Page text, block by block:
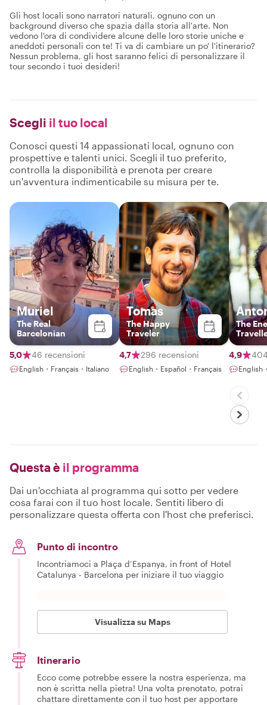
Gli host locali sono narratori naturali, ognuno con un
background diverso che spazia dalla storia all'arte. Non
vedono l'ora di condividere alcune delle loro storie uniche e
aneddoti personali con te! Ti va di cambiare un po' l'itinerario?
Nessun problema, gli host saranno felici di personalizzare il
tour secondo i tuoi desideri!
Scegli il tuo local
Conosci questi 14 appassionati local, ognuno con
prospettive e talenti unici. Scegli il tuo preferito,
controlla la disponibilità e prenota per creare
un'avventura indimenticabile su misura per te.
Muriel
The Real
Barcelonian
5,0 46 recensioni
English・Français・Italiano
Tomas
The Happy
Traveler
4,7 296 recensioni
English・Español・Français
The
4,9
English
Questa è il programma
Dai un'occhiata al programma qui sotto per vedere
cosa farai con il tuo host locale. Sentiti libero di
personalizzare questa offerta con l'host che preferisci.
Punto di incontro
Incontriamoci a Plaça d’Espanya, in front of Hotel
Catalunya - Barcelona per iniziare il tuo viaggio
Visualizza su Maps
Itinerario
Ecco come potrebbe essere la nostra esperienza, ma
non è scritta nella pietra! Una volta prenotato, potrai
chattare direttamente con il tuo host per apportare